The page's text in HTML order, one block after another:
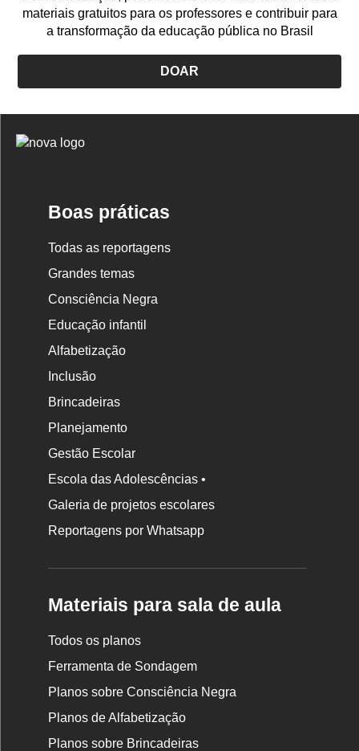
materiais gratuitos para os professores e contribuir para
a transformação da educação pública no Brasil
DOAR
Logo
Boas práticas
Todas as reportagens
Grandes temas
Consciência Negra
Educação infantil
Alfabetização
Inclusão
Brincadeiras
Planejamento
Gestão Escolar
Escola das Adolescências •
Galeria de projetos escolares
Reportagens por Whatsapp
Materiais para sala de aula
Todos os planos
Ferramenta de Sondagem
Planos sobre Consciência Negra
Planos de Alfabetização
Planos sobre Brincadeiras